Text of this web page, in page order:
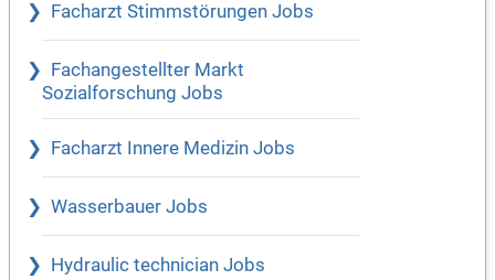
Facharzt Stimmstörungen Jobs
Fachangestellter Markt
Sozialforschung Jobs
Facharzt Innere Medizin Jobs
Wasserbauer Jobs
Hydraulic technician Jobs